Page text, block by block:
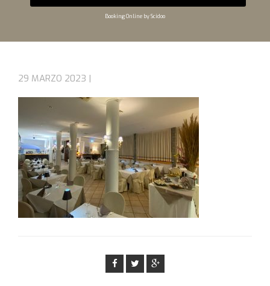
Booking Online by Scidoo
29 MARZO 2023 |